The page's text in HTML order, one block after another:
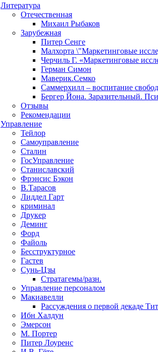
Литература
Отечественная
Михаил Рыбаков
Зарубежная
Питер Сенге
Малхорта \"Маркетинговые
Черчиль Г. «Маркетинговые
Герман Симон
Маверик.Семко
Саммерхилл – воспитание
Бергер Йона. Заразительный.
Отзывы
Рекомендации
Управление
Тейлор
Самоуправление
Сталин
ГосУправление
Станиславский
Фрэнсис Бэкон
В.Тарасов
Лиддел Гарт
криминал
Друкер
Деминг
Форд
Файоль
Бесструктурное
Гастев
Сунь-Цзы
Стратагемы/разн.
Управление персоналом
Макиавелли
Рассуждения о первой декаде
Ибн Халдун
Эмерсон
М. Портер
Питер Лоуренс